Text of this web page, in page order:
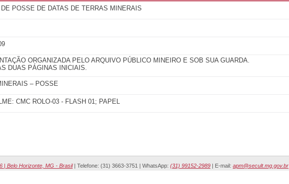
POSSE DE DATAS DE TERRAS MINERAIS
ORGANIZADA PELO ARQUIVO PÚBLICO MINEIRO E SOB SUA GUARDA.
DUAS PÁGINAS INICIAIS.
– POSSE
CMC ROLO-03 - FLASH 01; PAPEL
| Belo Horizonte, MG - Brasil| Telefone: (31) 3663-3751 | WhatsApp: (31) 99152-2989 | E-mail: apm@secult.mg.gov.br